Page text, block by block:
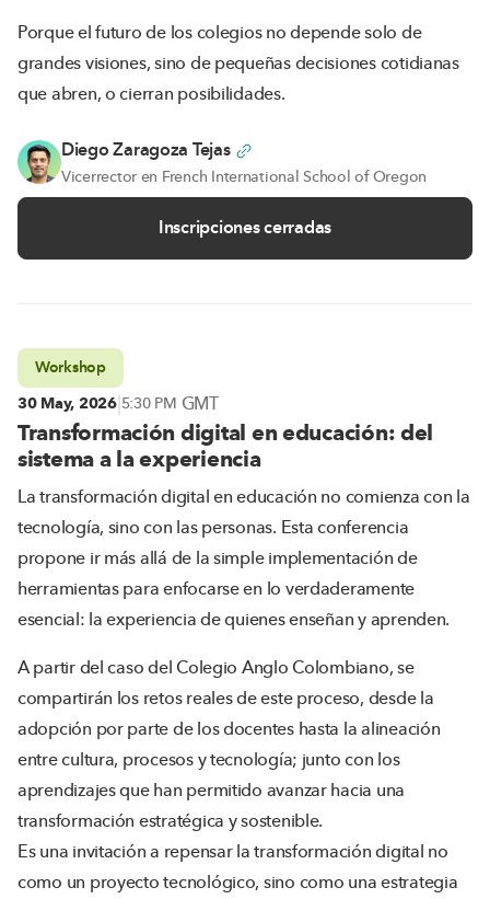
Porque el futuro de los colegios no depende solo de
grandes visiones, sino de pequeñas decisiones cotidianas
que abren, o cierran posibilidades.
Diego Zaragoza Tejas
Vicerrector en French International School of Oregon
Inscripciones cerradas
Workshop
30 May, 2026|5:30 PM GMT
Transformación digital en educación: del
sistema a la experiencia
La transformación digital en educación no comienza con la
tecnología, sino con las personas. Esta conferencia
propone ir más allá de la simple implementación de
herramientas para enfocarse en lo verdaderamente
esencial: la experiencia de quienes enseñan y aprenden.
A partir del caso del Colegio Anglo Colombiano, se
compartirán los retos reales de este proceso, desde la
adopción por parte de los docentes hasta la alineación
entre cultura, procesos y tecnología; junto con los
aprendizajes que han permitido avanzar hacia una
transformación estratégica y sostenible.
Es una invitación a repensar la transformación digital no
como un proyecto tecnológico, sino como una estrategia